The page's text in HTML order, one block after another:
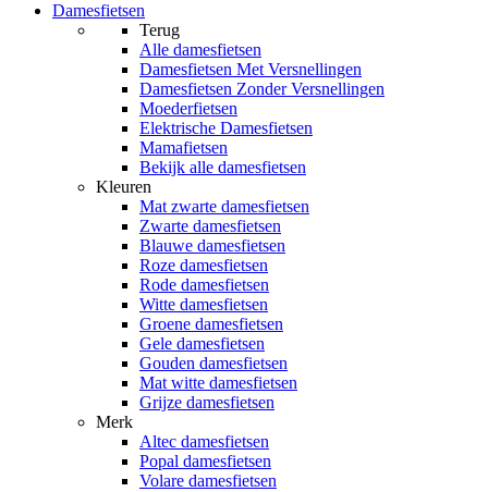
Damesfietsen
Terug
Alle damesfietsen
Damesfietsen Met Versnellingen
Damesfietsen Zonder Versnellingen
Moederfietsen
Elektrische Damesfietsen
Mamafietsen
Bekijk alle damesfietsen
Kleuren
Mat zwarte damesfietsen
Zwarte damesfietsen
Blauwe damesfietsen
Roze damesfietsen
Rode damesfietsen
Witte damesfietsen
Groene damesfietsen
Gele damesfietsen
Gouden damesfietsen
Mat witte damesfietsen
Grijze damesfietsen
Merk
Altec damesfietsen
Popal damesfietsen
Volare damesfietsen